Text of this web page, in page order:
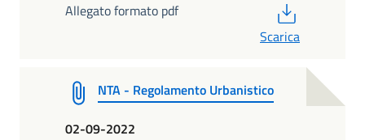
Allegato formato pdf
Scarica
NTA - Regolamento Urbanistico
02-09-2022